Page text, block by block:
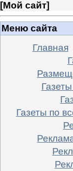
[Мой сайт]
Меню сайта
Главная
Газеты по